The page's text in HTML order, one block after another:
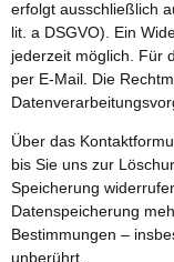
erfolgt ausschließlich
lit. a DSGVO). Ein
jederzeit möglich. Für
per E-Mail. Die
Über das
bis Sie uns zur
Speicherung
Datenspeicherung
Bestimmungen –
unberührt.